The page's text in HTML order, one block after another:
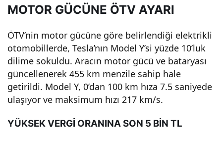
MOTOR GÜCÜNE ÖTV AYARI
ÖTV’nin motor gücüne göre belirlendiği elektrikli
otomobillerde, Tesla’nın Model Y’si yüzde 10’luk
dilime sokuldu. Aracın motor gücü ve bataryası
güncellenerek 455 km menzile sahip hale
getirildi. Model Y, 0’dan 100 km hıza 7.5 saniyede
ulaşıyor ve maksimum hızı 217 km/s.
YÜKSEK VERGİ ORANINA SON 5 BİN TL